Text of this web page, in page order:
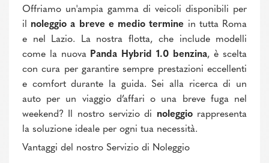
Offriamo un'ampia gamma di veicoli disponibili per
il noleggio a breve e medio termine in tutta Roma
e nel Lazio. La nostra flotta, che include modelli
come la nuova Panda Hybrid 1.0 benzina, è scelta
con cura per garantire sempre prestazioni eccellenti
e comfort durante la guida. Sei alla ricerca di un
auto per un viaggio d’affari o una breve fuga nel
weekend? Il nostro servizio di noleggiorappresenta
la soluzione ideale per ogni tua necessità.
Vantaggi del nostro Servizio di Noleggio